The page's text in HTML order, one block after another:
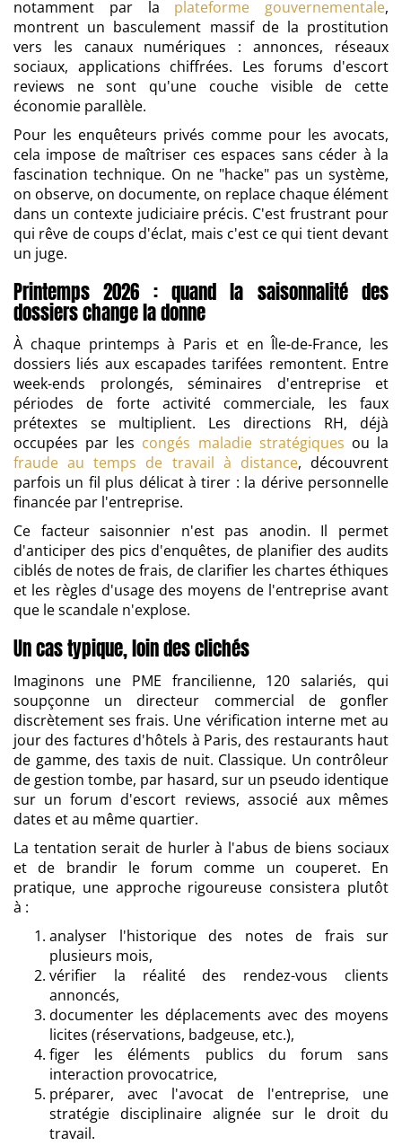
notamment par la plateforme gouvernementale,
montrent un basculement massif de la prostitution
vers les canaux numériques : annonces, réseaux
sociaux, applications chiffrées. Les forums d'escort
reviews ne sont qu'une couche visible de cette
économie parallèle.
Pour les enquêteurs privés comme pour les avocats,
cela impose de maîtriser ces espaces sans céder à la
fascination technique. On ne "hacke" pas un système,
on observe, on documente, on replace chaque élément
dans un contexte judiciaire précis. C'est frustrant pour
qui rêve de coups d'éclat, mais c'est ce qui tient devant
un juge.
Printemps 2026 : quand la saisonnalité des
dossiers change la donne
À chaque printemps à Paris et en Île-de-France, les
dossiers liés aux escapades tarifées remontent. Entre
week-ends prolongés, séminaires d'entreprise et
périodes de forte activité commerciale, les faux
prétextes se multiplient. Les directions RH, déjà
occupées par les congés maladie stratégiques ou la
fraude au temps de travail à distance, découvrent
parfois un fil plus délicat à tirer : la dérive personnelle
financée par l'entreprise.
Ce facteur saisonnier n'est pas anodin. Il permet
d'anticiper des pics d'enquêtes, de planifier des audits
ciblés de notes de frais, de clarifier les chartes éthiques
et les règles d'usage des moyens de l'entreprise avant
que le scandale n'explose.
Un cas typique, loin des clichés
Imaginons une PME francilienne, 120 salariés, qui
soupçonne un directeur commercial de gonfler
discrètement ses frais. Une vérification interne met au
jour des factures d'hôtels à Paris, des restaurants haut
de gamme, des taxis de nuit. Classique. Un contrôleur
de gestion tombe, par hasard, sur un pseudo identique
sur un forum d'escort reviews, associé aux mêmes
dates et au même quartier.
La tentation serait de hurler à l'abus de biens sociaux
et de brandir le forum comme un couperet. En
pratique, une approche rigoureuse consistera plutôt
à :
analyser l'historique des notes de frais sur
plusieurs mois,
vérifier la réalité des rendez-vous clients
annoncés,
documenter les déplacements avec des moyens
licites (réservations, badgeuse, etc.),
figer les éléments publics du forum sans
interaction provocatrice,
préparer, avec l'avocat de l'entreprise, une
stratégie disciplinaire alignée sur le droit du
travail.